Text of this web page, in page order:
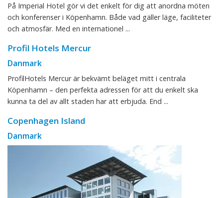
På Imperial Hotel gör vi det enkelt för dig att anordna möten
och konferenser i Köpenhamn. Både vad gäller läge, faciliteter
och atmosfär. Med en internationel ...
Profil Hotels Mercur
Danmark
ProfilHotels Mercur är bekvämt beläget mitt i centrala
Köpenhamn – den perfekta adressen för att du enkelt ska
kunna ta del av allt staden har att erbjuda. End ...
Copenhagen Island
Danmark